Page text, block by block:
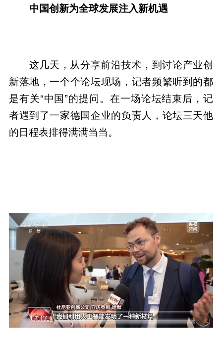
中国创新为全球发展注入新机遇
这几天，从分享前沿技术，到讨论产业创
新落地，一个个论坛现场，记者频繁听到的都
是有关“中国”的提问。在一场论坛结束后，记
者遇到了一家德国企业的负责人，论坛三天他
的日程表排得满满当当。